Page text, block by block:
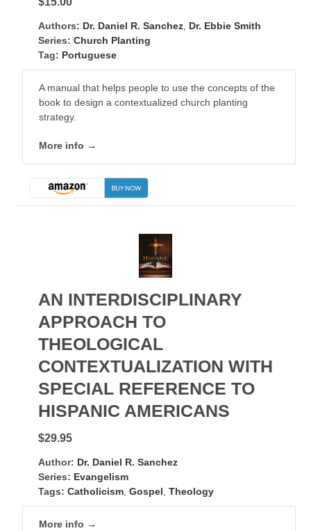
Authors: Dr. Daniel R. Sanchez Dr. Ebbie Smith
Series: Church Planting
Tag: Portuguese
A manual that helps people to use the concepts of the
book to design a contextualized church planting
strategy.
More info →
AN INTERDISCIPLINARY
APPROACH TO
THEOLOGICAL
CONTEXTUALIZATION WITH
SPECIAL REFERENCE TO
HISPANIC AMERICANS
$29.95
Author: Dr. Daniel R. Sanchez
Series: Evangelism
Tags: Catholicism ,Gospel ,Theology
More info →